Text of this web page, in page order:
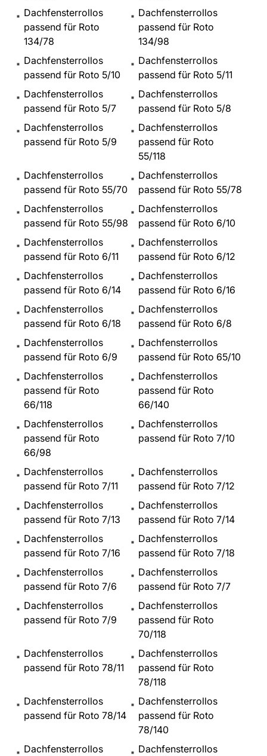
Dachfensterrollos
passend für Roto
134/78
Dachfensterrollos
passend für Roto
134/98
Dachfensterrollos
passend für Roto 5/10
Dachfensterrollos
passend für Roto 5/11
Dachfensterrollos
passend für Roto 5/7
Dachfensterrollos
passend für Roto 5/8
Dachfensterrollos
passend für Roto 5/9
Dachfensterrollos
passend für Roto
55/118
Dachfensterrollos
passend für Roto 55/70
Dachfensterrollos
passend für Roto 55/78
Dachfensterrollos
passend für Roto 55/98
Dachfensterrollos
passend für Roto 6/10
Dachfensterrollos
passend für Roto 6/11
Dachfensterrollos
passend für Roto 6/12
Dachfensterrollos
passend für Roto 6/14
Dachfensterrollos
passend für Roto 6/16
Dachfensterrollos
passend für Roto 6/18
Dachfensterrollos
passend für Roto 6/8
Dachfensterrollos
passend für Roto 6/9
Dachfensterrollos
passend für Roto 65/10
Dachfensterrollos
passend für Roto
66/118
Dachfensterrollos
passend für Roto
66/140
Dachfensterrollos
passend für Roto
66/98
Dachfensterrollos
passend für Roto 7/10
Dachfensterrollos
passend für Roto 7/11
Dachfensterrollos
passend für Roto 7/12
Dachfensterrollos
passend für Roto 7/13
Dachfensterrollos
passend für Roto 7/14
Dachfensterrollos
passend für Roto 7/16
Dachfensterrollos
passend für Roto 7/18
Dachfensterrollos
passend für Roto 7/6
Dachfensterrollos
passend für Roto 7/7
Dachfensterrollos
passend für Roto 7/9
Dachfensterrollos
passend für Roto
70/118
Dachfensterrollos
passend für Roto 78/11
Dachfensterrollos
passend für Roto
78/118
Dachfensterrollos
passend für Roto 78/14
Dachfensterrollos
passend für Roto
78/140
Dachfensterrollos
Dachfensterrollos